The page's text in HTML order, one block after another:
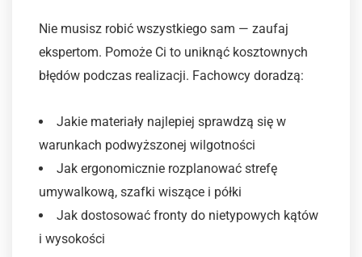
Nie musisz robić wszystkiego sam — zaufaj
ekspertom. Pomoże Ci to uniknąć kosztownych
błędów podczas realizacji. Fachowcy doradzą:
Jakie materiały najlepiej sprawdzą się w
warunkach podwyższonej wilgotności
Jak ergonomicznie rozplanować strefę
umywalkową, szafki wiszące i półki
Jak dostosować fronty do nietypowych kątów
i wysokości